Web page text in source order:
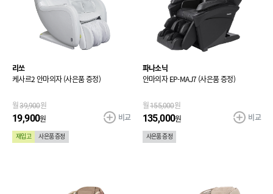
리쏘
케사르2 안마의자 (사은품 증정)
월39,900원
19,900원
재입고 사은품 증정
비교
파나소닉
안마의자 EP-MAJ7 (사은품 증정)
월155,000원
135,000원
사은품 증정
비교